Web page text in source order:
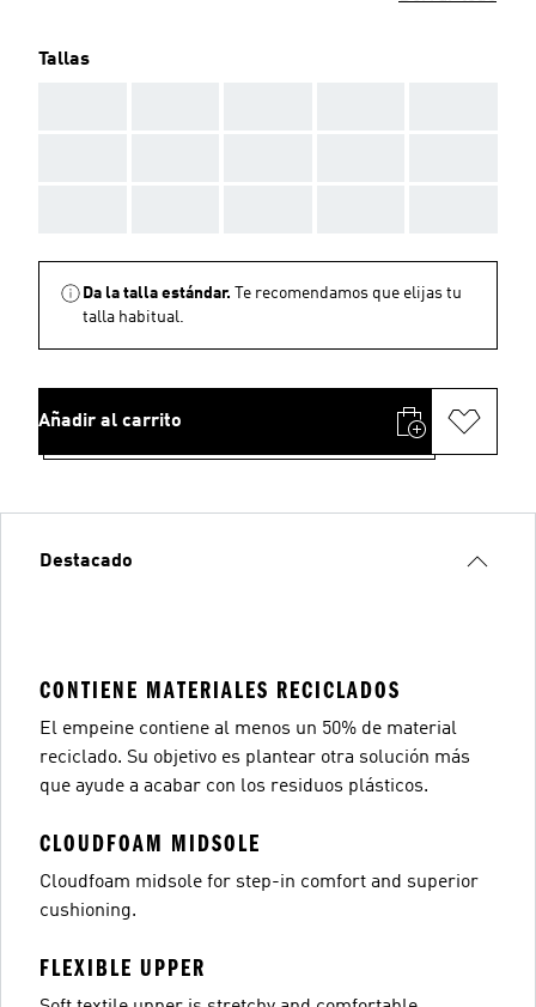
Tallas
Da la talla estándar.
Te recomendamos que elijas tu
talla habitual.
Añadir al carrito
Destacado
CONTIENE MATERIALES RECICLADOS
El empeine contiene al menos un 50% de material
reciclado. Su objetivo es plantear otra solución más
que ayude a acabar con los residuos plásticos.
CLOUDFOAM MIDSOLE
Cloudfoam midsole for step-in comfort and superior
cushioning.
FLEXIBLE UPPER